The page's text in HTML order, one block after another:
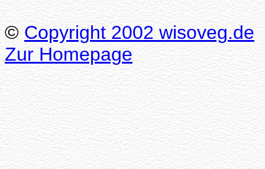
© Copyright 2002 wisoveg.de
Zur Homepage